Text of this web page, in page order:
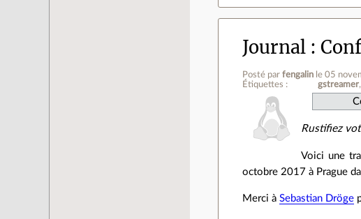
Journal
Posté parfengalin le 05
Étiquettes :
gstreamer
Rustifiez
Voici une
octobre 2017 à Prague
Merci àSebastian Dröge